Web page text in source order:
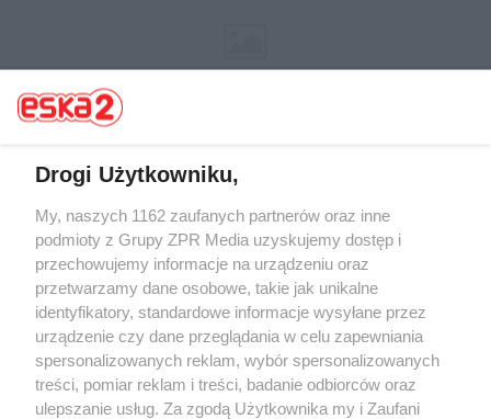
Żaden utwór zamieszczony w serwisie nie może być powielany i
rozpowszechniany lub dalej rozpowszechniany w jakikolwiek sposób (w
tym także elektroniczny lub mechaniczny) na jakimkolwiek polu
eksploatacji w jakiejkolwiek formie, włącznie z umieszczaniem w Internecie
bez pisemnej zgody właściciela praw. Jakiekolwiek użycie lub
wykorzystanie utworów w całości lub w części z naruszeniem prawa, tzn.
bez właściwej zgody, jest zabronione pod groźbą kary i może być ścigane
prawnie.
Drogi Użytkowniku,
My, naszych 1162 zaufanych partnerów oraz inne
podmioty z Grupy ZPR Media uzyskujemy dostęp i
przechowujemy informacje na urządzeniu oraz
przetwarzamy dane osobowe, takie jak unikalne
identyfikatory, standardowe informacje wysyłane przez
urządzenie czy dane przeglądania w celu zapewniania
spersonalizowanych reklam, wybór spersonalizowanych
treści, pomiar reklam i treści, badanie odbiorców oraz
ulepszanie usług. Za zgodą Użytkownika my i Zaufani